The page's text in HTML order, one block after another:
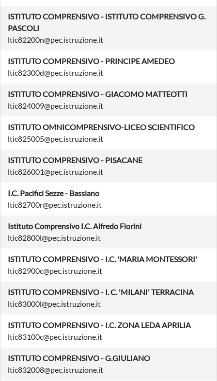
ISTITUTO COMPRENSIVO - ISTITUTO COMPRENSIVO G.
PASCOLI
ltic82200n@pec.istruzione.it
ISTITUTO COMPRENSIVO - PRINCIPE AMEDEO
ltic82300d@pec.istruzione.it
ISTITUTO COMPRENSIVO - GIACOMO MATTEOTTI
ltic824009@pec.istruzione.it
ISTITUTO OMNICOMPRENSIVO-LICEO SCIENTIFICO
ltic825005@pec.istruzione.it
ISTITUTO COMPRENSIVO - PISACANE
ltic826001@pec.istruzione.it
I.C. Pacifici Sezze - Bassiano
ltic82700r@pec.istruzione.it
Istituto Comprensivo I.C. Alfredo Fiorini
ltic82800l@pec.istruzione.it
ISTITUTO COMPRENSIVO - I.C. 'MARIA MONTESSORI'
ltic82900c@pec.istruzione.it
ISTITUTO COMPRENSIVO - I. C. 'MILANI' TERRACINA
ltic83000l@pec.istruzione.it
ISTITUTO COMPRENSIVO - I.C. ZONA LEDA APRILIA
ltic83100c@pec.istruzione.it
ISTITUTO COMPRENSIVO - G.GIULIANO
ltic832008@pec.istruzione.it